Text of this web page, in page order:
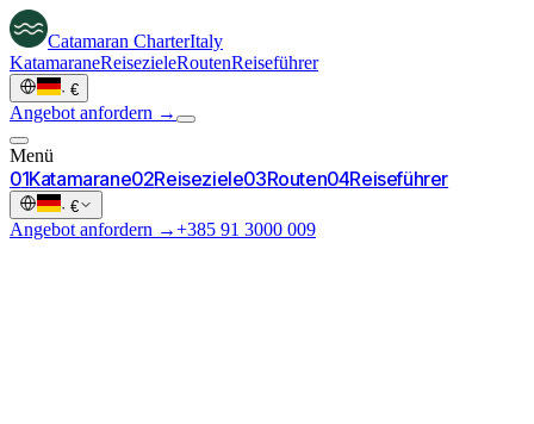
Catamaran CharterItaly
KatamaraneReisezieleRoutenReiseführer
· €
Angebot anfordern →
Menü
01Katamarane02Reiseziele03Routen04Reiseführer
· €
Angebot anfordern →+385 91 3000 009